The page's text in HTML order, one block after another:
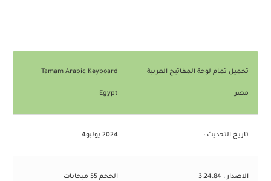
تحميل تمام لوحة المفاتيح العربية
مصر
Tamam Arabic Keyboard
Egypt
تاريخ التحديث : 2024 يوليو4
الاصدار : 3.24.84 الحجم 55 ميجابات